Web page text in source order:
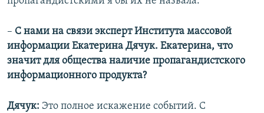
– С нами на связи эксперт Института массовой
информации Екатерина Дячук. Екатерина, что
значит для общества наличие пропагандистского
информационного продукта?
Дячук: Это полное искажение событий. С